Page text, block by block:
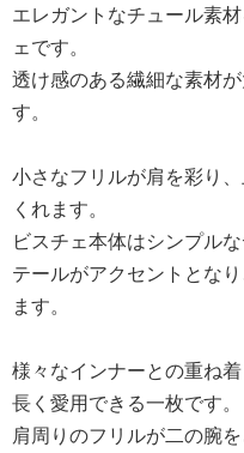
エレガントなチュール素
ェです。
透け感のある繊細な素材
す。
小さなフリルが肩を彩り
くれます。
ビスチェ本体はシンプル
テールがアクセントとな
ます。
様々なインナーとの重ね
長く愛用できる一枚です。
肩周りのフリルが二の腕